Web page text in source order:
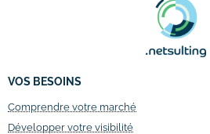
VOS BESOINS
Comprendre votre marché
Développer votre visibilité